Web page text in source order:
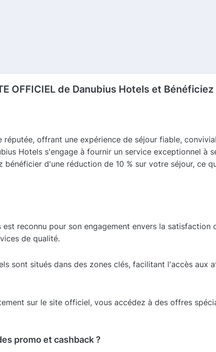
OFFICIEL de Danubius Hotels et
réputée, offrant une expérience de séjour fiable,
Hotels s'engage à fournir un service exceptionnel à
d'une réduction de 10 % sur votre séjour, ce
est reconnu pour son engagement envers la
de qualité.
sont situés dans des zones clés, facilitant l'accès aux
sur le site officiel, vous accédez à des offres
promo et cashback ?